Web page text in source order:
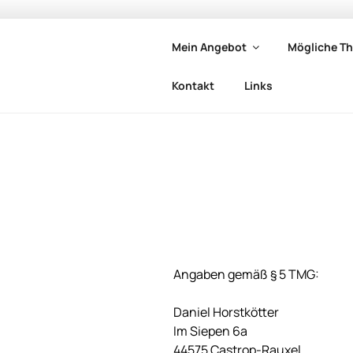
Psychologische Beratung &
Mein Angebot Mögliche
Kontakt Links
Angaben gemäß § 5 TMG:
Daniel Horstkötter
Im Siepen 6a